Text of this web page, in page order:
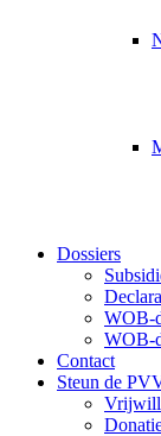
Dossiers
WOB-
WOB-
Contact
Steun de